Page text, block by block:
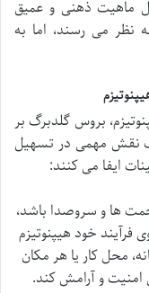
ماهیت ذهنی و عمیق
نظر می رسند، اما به
بروس گلدبرگ بر
نقش مهمی در تسهیل
ایفا می کنند:
ها و سروصدا باشد،
فرآیند خود هیپنوتیزم
محل کار یا هر مکان
و آرامش کند.